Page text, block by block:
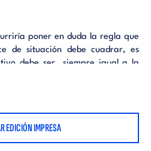
poner en duda la regla que
de situación debe cuadrar, es
debe ser siempre igual a la
y pasivo. Esto es un axioma
Precisamente es la base de
en el balance produciría cierto
en el contable al descubrir que
que esa circunstancia se haya
EDICIÓN IMPRESA